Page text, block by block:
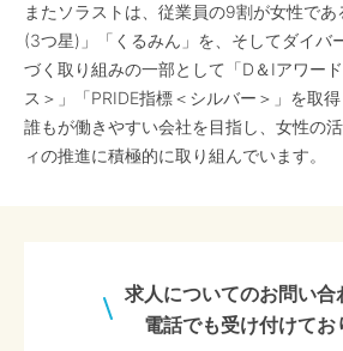
またソラストは、従業員の9割が女性で
(3つ星)」「くるみん」を、そしてダイバ
づく取り組みの一部として「D＆Iアワー
ス＞」「PRIDE指標＜シルバー＞」を取得
誰もが働きやすい会社を目指し、女性の
ィの推進に積極的に取り組んでいます。
求人についてのお問い合
電話でも受け付けてお